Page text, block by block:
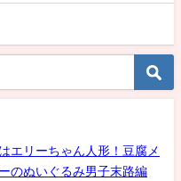
エリーちゃん人形！豆腐メ
のぬいぐるみ男子末路編